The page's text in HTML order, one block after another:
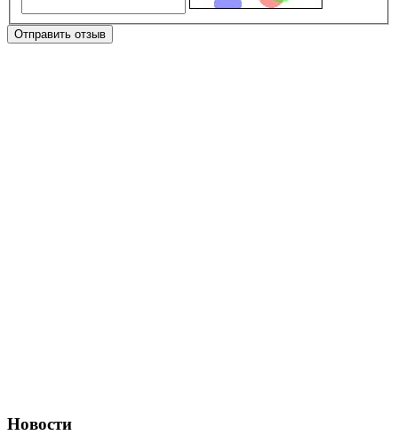
Отправить отзыв
Новости